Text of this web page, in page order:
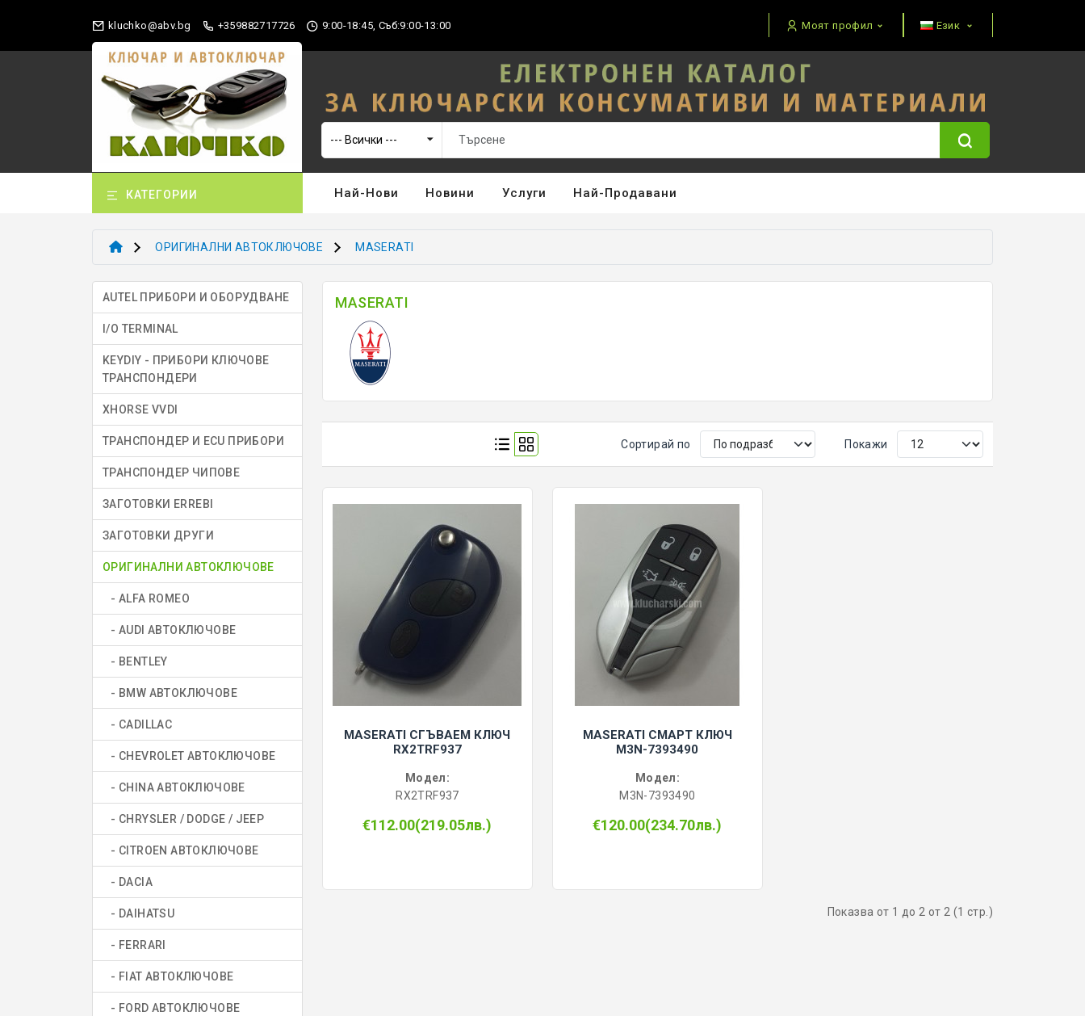
gb.vba@okhculk +359882717726 9:00-18:45, Съб:9:00-13:00 Моят профил Език
КАТЕГОРИИ Най-Нови Новини Услуги Най-Продавани
ОРИГИНАЛНИ АВТОКЛЮЧОВЕ MASERATI
AUTEL ПРИБОРИ И ОБОРУДВАНЕ
I/O TERMINAL
KEYDIY - ПРИБОРИ КЛЮЧОВЕ
ТРАНСПОНДЕРИ
XHORSE VVDI
ТРАНСПОНДЕР И ECU ПРИБОРИ
ТРАНСПОНДЕР ЧИПОВЕ
ЗАГОТОВКИ ERREBI
ЗАГОТОВКИ ДРУГИ
ОРИГИНАЛНИ АВТОКЛЮЧОВЕ
- ALFA ROMEO
- AUDI АВТОКЛЮЧОВЕ
- BENTLEY
- BMW АВТОКЛЮЧОВЕ
- CADILLAC
- CHEVROLET АВТОКЛЮЧОВЕ
- CHINA АВТОКЛЮЧОВЕ
- CHRYSLER / DODGE / JEEP
- CITROEN АВТОКЛЮЧОВЕ
- DACIA
- DAIHATSU
- FERRARI
- FIAT АВТОКЛЮЧОВЕ
- FORD АВТОКЛЮЧОВЕ
MASERATI
Сортирай по Покажи
MASERATI СГЪВАЕМ КЛЮЧ
RX2TRF937
Модел:
RX2TRF937
€112.00(219.05лв.)
MASERATI СМАРТ КЛЮЧ
M3N-7393490
Модел:
M3N-7393490
€120.00(234.70лв.)
Показва от 1 до 2 от 2 (1 стр.)